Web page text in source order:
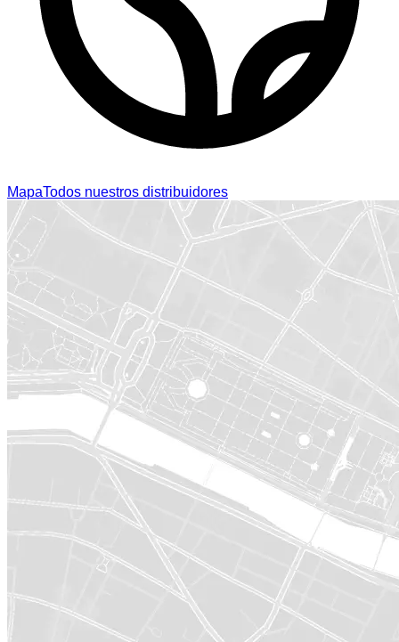
MapaTodos nuestros distribuidores